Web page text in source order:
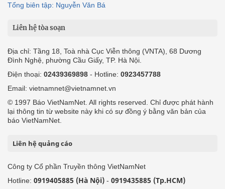
Tổng biên tập: Nguyễn Văn Bá
Liên hệ tòa soạn
Địa chỉ: Tầng 18, Toà nhà Cục Viễn thông (VNTA), 68 Dương
Đình Nghệ, phường Cầu Giấy, TP. Hà Nội.
Điện thoại: 02439369898 - Hotline: 0923457788
Email: vietnamnet@vietnamnet.vn
© 1997 Báo VietNamNet. All rights reserved. Chỉ được phát hành
lại thông tin từ website này khi có sự đồng ý bằng văn bản của
báo VietNamNet.
Liên hệ quảng cáo
Công ty Cổ phần Truyền thông VietNamNet
Hotline: 0919405885 (Hà Nội) - 0919435885 (Tp.HCM)